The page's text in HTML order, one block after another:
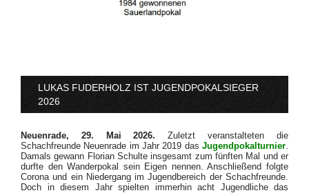
LUKAS FUDERHOLZ IST JUGENDPOKALSIEGER
2026
Neuenrade, 29. Mai 2026. Zuletzt veranstalteten die
Schachfreunde Neuenrade im Jahr 2019 das Jugendpokalturnier.
Damals gewann Florian Schulte insgesamt zum fünften Mal und er
durfte den Wanderpokal sein Eigen nennen. Anschließend folgte
Corona und ein Niedergang im Jugendbereich der Schachfreunde.
Doch in diesem Jahr spielten immerhin acht Jugendliche das